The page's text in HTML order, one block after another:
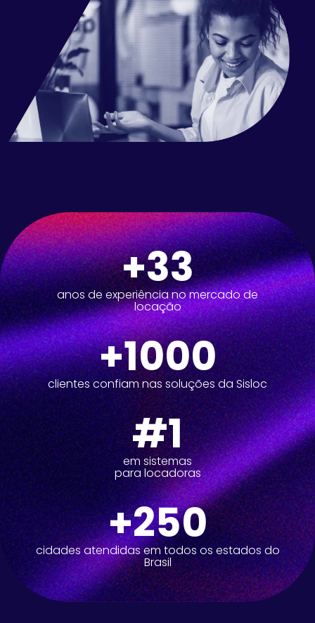
+33
anos de experiência no mercado de
locação
+1000
clientes confiam nas soluções da Sisloc
#1
em sistemas
para locadoras
+250
cidades atendidas em todos os estados do
Brasil